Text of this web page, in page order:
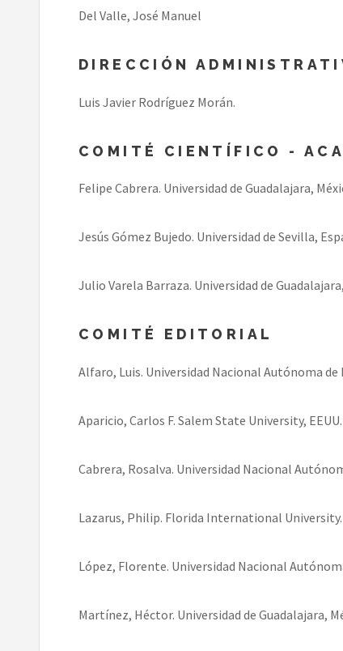
Del Valle, José Manuel
DIRECCIÓN
Luis Javier Rodríguez Morán.
COMITÉ CIENTÍFICO -
Felipe Cabrera. Universidad de Guadalajara,
Jesús Gómez Bujedo. Universidad de Sevilla,
Julio Varela Barraza. Universidad de
COMITÉ EDITORIAL
Alfaro, Luis. Universidad Nacional Autónoma de
Aparicio, Carlos F. Salem State University, EEUU.
Cabrera, Rosalva. Universidad Nacional
Lazarus, Philip. Florida International University.
López, Florente. Universidad Nacional
Martínez, Héctor. Universidad de Guadalajara,